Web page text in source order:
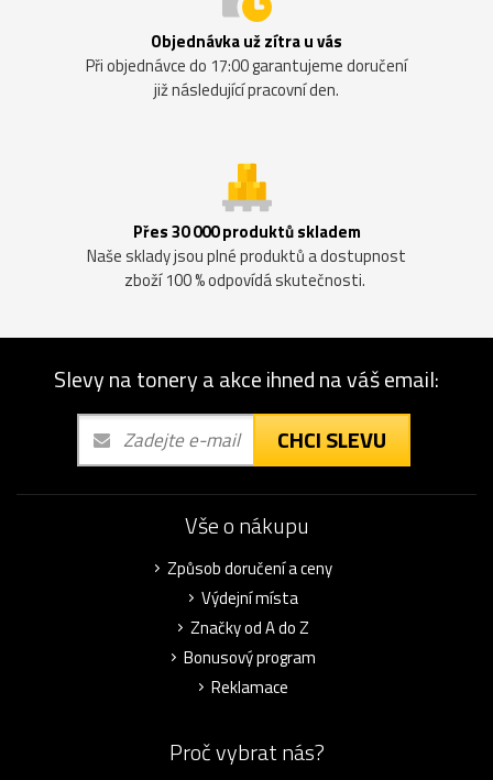
Objednávka už zítra u vás
Při objednávce do 17:00 garantujeme doručení
již následující pracovní den.
Přes 30 000 produktů skladem
Naše sklady jsou plné produktů a dostupnost
zboží 100 % odpovídá skutečnosti.
Slevy na tonery a akce ihned na váš email:
CHCI SLEVU
Vše o nákupu
Způsob doručení a ceny
Výdejní místa
Značky od A do Z
Bonusový program
Reklamace
Proč vybrat nás?